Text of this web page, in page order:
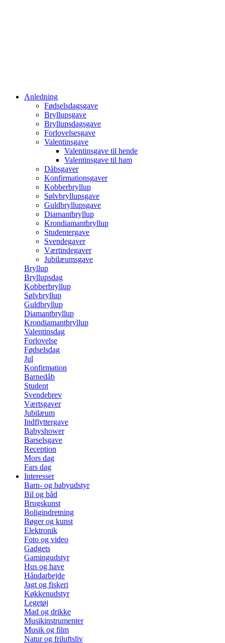
Anledning
Fødselsdagsgave
Bryllupsgave
Bryllupsdagsgave
Forlovelsesgave
Valentinsgave
Valentinsgave til hende
Valentinsgave til ham
Dåbsgaver
Konfirmationsgaver
Kobberbryllup
Sølvbryllupsgave
Guldbryllupsgave
Diamantbryllup
Krondiamantbryllup
Studentergave
Svendegaver
Værtindegaver
Jubilæumsgave
Bryllup
Bryllupsdag
Kobberbryllup
Sølvbryllup
Guldbryllup
Diamantbryllup
Krondiamantbryllup
Valentinsdag
Forlovelse
Fødselsdag
Jul
Konfirmation
Barnedåb
Student
Svendebrev
Værtsgaver
Jubilæum
Indflyttergave
Babyshower
Barselsgave
Reception
Mors dag
Fars dag
Interesser
Barn- og babyudstyr
Bil og båd
Brugskunst
Boligindretning
Bøger og kunst
Elektronik
Foto og video
Gadgets
Gamingudstyr
Hus og have
Håndarbejde
Jagt og fiskeri
Køkkenudstyr
Legetøj
Mad og drikke
Musikinstrumenter
Musik og film
Natur og friluftsliv